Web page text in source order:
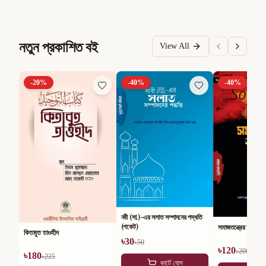
নতুন প্রকাশিত বই View All
-20%
কিতাবুত তাওহীদ
৳180৳225
-40%
নবী (সা.)-এর সলাত সম্পাদনের পদ্ধতি
(পকেট)
৳30৳50
কার্টে যোগ
-40%
সমাজতন্ত্রের অসারতা
৳120৳200